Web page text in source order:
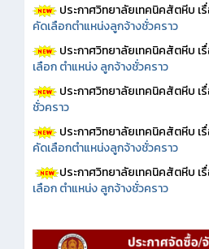
ประกาศวิทยาลัยเทคนิคสัตหีบ เ
คัดเลือกตำแหน่งลูกจ้างชั่วคราว
ประกาศวิทยาลัยเทคนิคสัตหีบ เ
เลือก ตำแหน่ง ลูกจ้างชั่วคราว
ประกาศวิทยาลัยเทคนิคสัตหีบ เ
ชั่วคราว
ประกาศวิทยาลัยเทคนิคสัตหีบ เ
คัดเลือกตำแหน่งลูกจ้างชั่วคราว
ประกาศวิทยาลัยเทคนิคสัตหีบ เ
เลือก ตำแหน่ง ลูกจ้างชั่วคราว